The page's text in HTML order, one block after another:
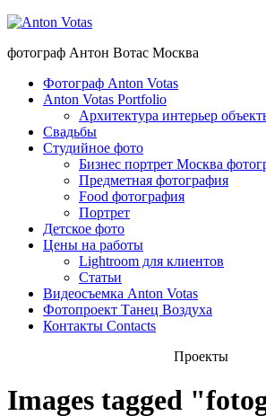
фотограф Антон Вотас Москва
Фотограф Anton Votas
Anton Votas Portfolio
Архитектура интерьер
Свадьбы
Студийное фото
Бизнес портрет Москва
Предметная фотография
Food фотография
Портрет
Детское фото
Цены на работы
Lightroom для клиентов
Статьи
Видеосъемка Anton Votas
Фотопроект Танец Воздуха
Контакты Contacts
Проекты
Images tagged